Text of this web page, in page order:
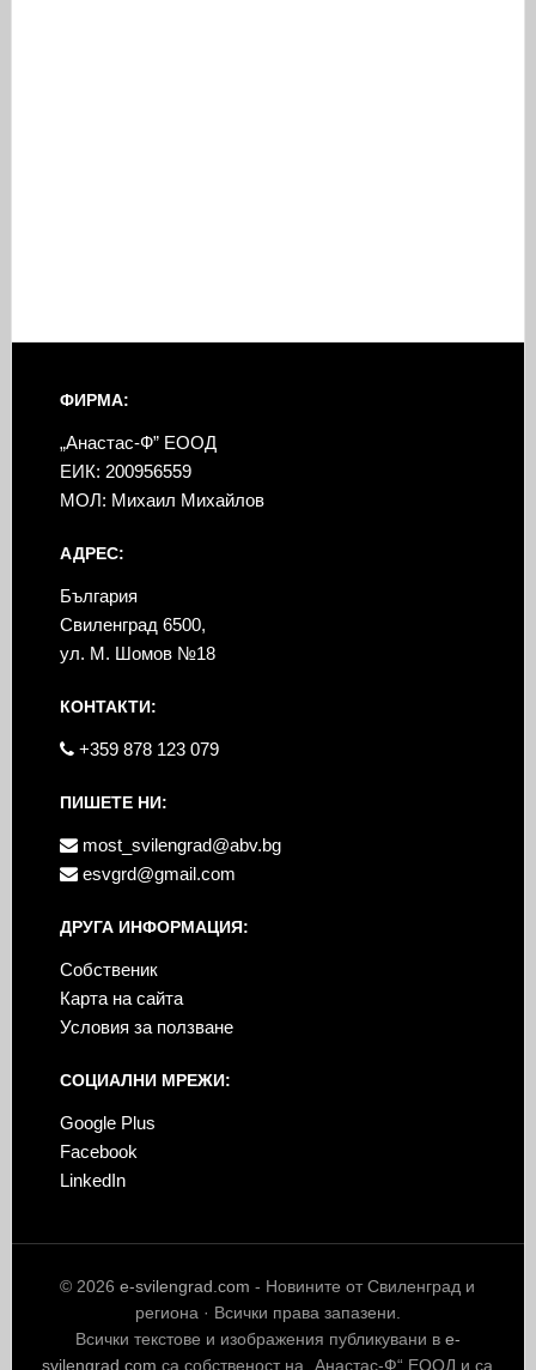
ФИРМА:
„Анастас-Ф” ЕООД
ЕИК: 200956559
МОЛ: Михаил Михайлов
АДРЕС:
България
Свиленград 6500,
ул. М. Шомов №18
КОНТАКТИ:
+359 878 123 079
ПИШЕТЕ НИ:
most_svilengrad@abv.bg
esvgrd@gmail.com
ДРУГА ИНФОРМАЦИЯ:
Собственик
Карта на сайта
Условия за ползване
СОЦИАЛНИ МРЕЖИ:
Google Plus
Facebook
LinkedIn
© 2026e-svilengrad.com - Новините от Свиленград и
региона · Всички права запазени.
Всички текстове и изображения публикувани в e-
svilengrad.com са собственост на „Анастас-Ф“ ЕООД и са